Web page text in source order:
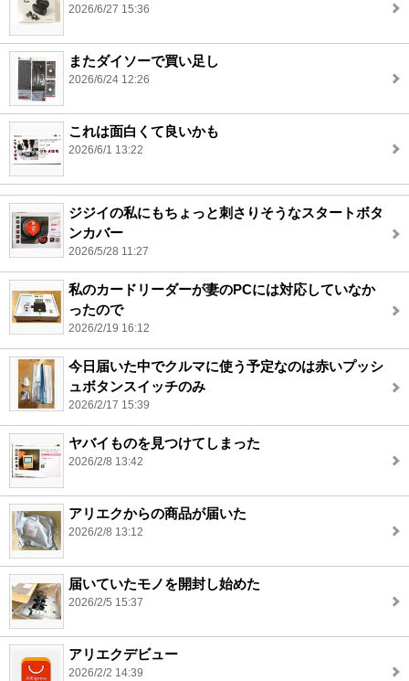
2026/6/27 15:36
またダイソーで買い足し
2026/6/24 12:26
これは面白くて良いかも
2026/6/1 13:22
ジジイの私にもちょっと刺さりそうなスタートボタ
ンカバー
2026/5/28 11:27
私のカードリーダーが妻のPCには対応していなか
ったので
2026/2/19 16:12
今日届いた中でクルマに使う予定なのは赤いプッシ
ュボタンスイッチのみ
2026/2/17 15:39
ヤバイものを見つけてしまった
2026/2/8 13:42
アリエクからの商品が届いた
2026/2/8 13:12
届いていたモノを開封し始めた
2026/2/5 15:37
アリエクデビュー
2026/2/2 14:39